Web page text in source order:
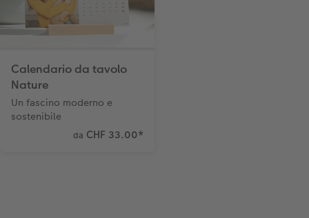
Calendario da tavolo
Nature
Un fascino moderno e
sostenibile
da CHF 33.00*